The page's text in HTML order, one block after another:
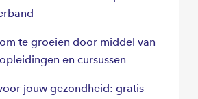
te groeien door middel van
en cursussen
voor jouw gezondheid: gratis